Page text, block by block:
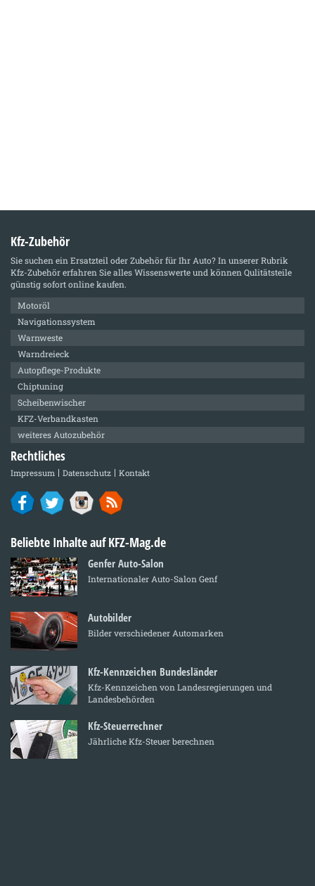
Kfz-Zubehör
Sie suchen ein Ersatzteil oder Zubehör für Ihr Auto? In unserer Rubrik
Kfz-Zubehörerfahren Sie alles Wissenswerte und können Qulitätsteile
günstig sofort online kaufen.
Motoröl
Navigationssystem
Warnweste
Warndreieck
Autopflege-Produkte
Chiptuning
Scheibenwischer
KFZ-Verbandkasten
weiteres Autozubehör
Rechtliches
Impressum Datenschutz Kontakt
Beliebte Inhalte auf KFZ-Mag.de
Genfer Auto-Salon
Internationaler Auto-Salon Genf
Autobilder
Bilder verschiedener Automarken
Kfz-Kennzeichen Bundesländer
Kfz-Kennzeichen von Landesregierungen und
Landesbehörden
Kfz-Steuerrechner
Jährliche Kfz-Steuer berechnen